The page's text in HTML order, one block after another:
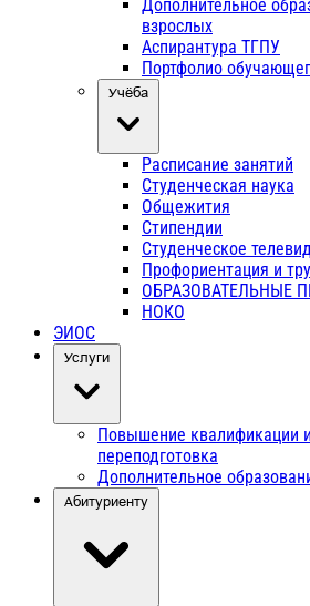
Дополнительное
взрослых
Аспирантура ТГПУ
Портфолио
Учёба
Расписание занятий
Студенческая наука
Общежития
Стипендии
Студенческое
Профориентация и
ОБРАЗОВАТЕЛЬНЫЕ
НОКО
ЭИОС
Услуги
Повышение квалификации
переподготовка
Дополнительное
Абитуриенту